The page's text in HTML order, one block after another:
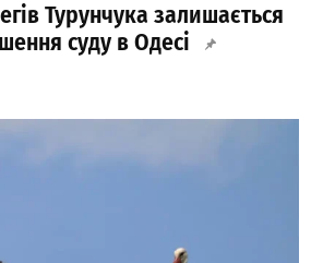
Турунчука залишається
суду в Одесі